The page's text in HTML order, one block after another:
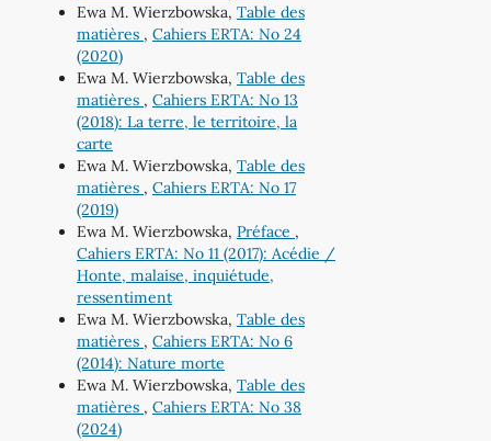
Ewa M. Wierzbowska, Table des
matières , Cahiers ERTA: No 24
(2020)
Ewa M. Wierzbowska, Table des
matières , Cahiers ERTA: No 13
(2018): La terre, le territoire, la
carte
Ewa M. Wierzbowska, Table des
matières , Cahiers ERTA: No 17
(2019)
Ewa M. Wierzbowska, Préface ,
Cahiers ERTA: No 11 (2017): Acédie /
Honte, malaise, inquiétude,
ressentiment
Ewa M. Wierzbowska, Table des
matières , Cahiers ERTA: No 6
(2014): Nature morte
Ewa M. Wierzbowska, Table des
matières , Cahiers ERTA: No 38
(2024)